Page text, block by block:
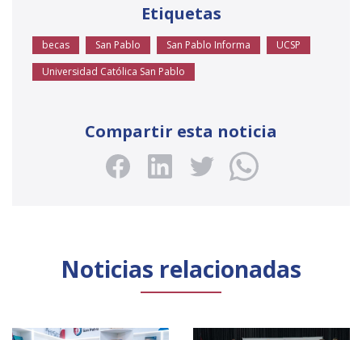
Etiquetas
becas San Pablo San Pablo Informa
UCSP
Universidad Católica San Pablo
Compartir esta noticia
Noticias relacionadas